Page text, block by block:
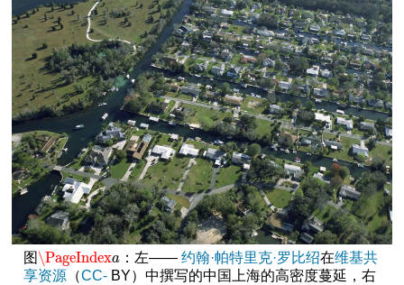
图\PageIndexa
\PageIndexa ：左——约翰·帕特里克·罗比绍在维基共
享资源（CC-BY）中撰写的中国上海的高密度蔓延，右